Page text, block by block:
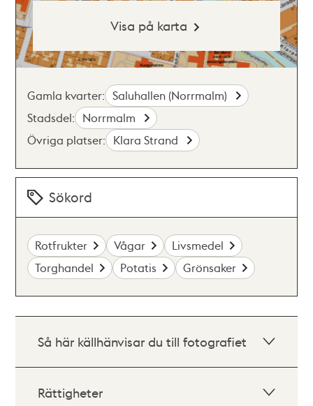
Visa på karta
Gamla kvarter: Saluhallen (Norrmalm)
Stadsdel: Norrmalm
Övriga platser: Klara Strand
Sökord
Rotfrukter Vågar
Livsmedel
Torghandel
Potatis Grönsaker
Så här källhänvisar du till fotografiet
Rättigheter